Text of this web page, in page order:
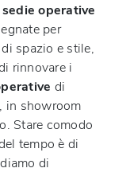
sedie operative
per
spazio e stile,
rinnovare i
di
in showroom
Stare comodo
tempo è di
di